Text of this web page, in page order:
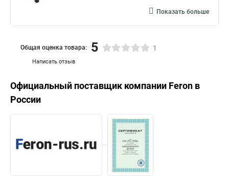
Показать больше
Написать отзыв
Общая оценка товара: 5 1
Официальный поставщик компании Feron в
России